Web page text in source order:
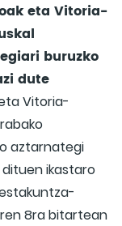
eta Vitoria-
buruzko
dute
Vitoria-
aztarnategi
ikastaro
8ra bitartean